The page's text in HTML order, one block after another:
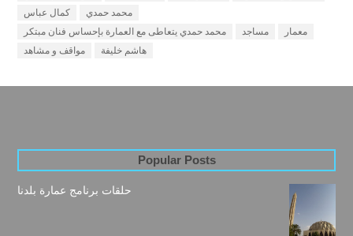
كمال عباس
محمد حمدي
محمد حمدي يتعاطى مع العمارة بإحساس فنان مبتكر
مساجد
معمار
مواقف و مشاهد
هاشم خليفة
Popular Posts
حلقات برنامج عمارة بلدنا